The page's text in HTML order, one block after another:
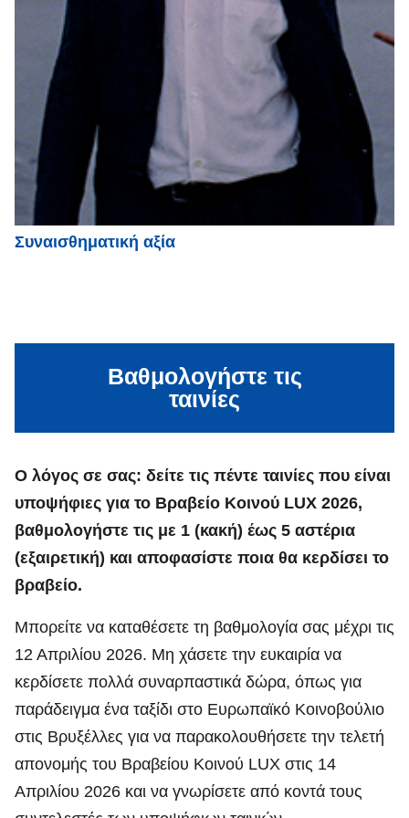
Συναισθηματική αξία
Βαθμολογήστε τις
ταινίες
Ο λόγος σε σας: δείτε τις πέντε ταινίες που είναι
υποψήφιες για το Βραβείο Κοινού LUX 2026,
βαθμολογήστε τις με 1 (κακή) έως 5 αστέρια
(εξαιρετική) και αποφασίστε ποια θα κερδίσει το
βραβείο.
Μπορείτε να καταθέσετε τη βαθμολογία σας μέχρι τις
12 Απριλίου 2026. Μη χάσετε την ευκαιρία να
κερδίσετε πολλά συναρπαστικά δώρα, όπως για
παράδειγμα ένα ταξίδι στο Ευρωπαϊκό Κοινοβούλιο
στις Βρυξέλλες για να παρακολουθήσετε την τελετή
απονομής του Βραβείου Κοινού LUX στις 14
Απριλίου 2026 και να γνωρίσετε από κοντά τους